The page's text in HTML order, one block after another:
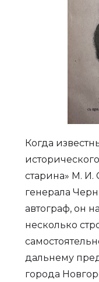
Когда
старина» М.
генерала
автограф, он
несколько
дальнему
города